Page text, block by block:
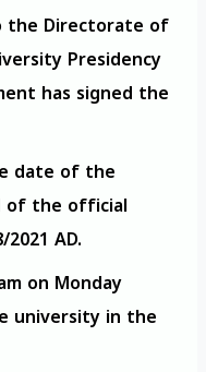
the Directorate of
Presidency
has signed the
date of the
of the official
AD.
on Monday
university in the